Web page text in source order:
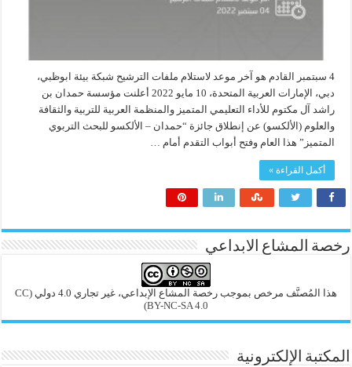
4 سبتمبر القادم هو آخر موعد لاستلام ملفات الترشيح شبكة بيئة ابوظبي،
دبي، الإمارات العربية المتحدة، 10 مايو 2022 أعلنت مؤسسة حمدان بن
راشد آل مكتوم للأداء التعليمي المتميز والمنظمة العربية للتربية والثقافة
والعلوم (الألكسو) عن إنطلاق جائزة “حمدان – الألكسو للبحث التربوي
المتميز” هذا العام وفتح أبواب التقدم أمام …
أكمل القراءة »
رخصة المشاع الابداعي
هذا المُصنَّف مرخص بموجب رخصة المشاع الإبداعي، غير تجاري 4.0 دولي
(CC
BY-NC-SA 4.0)
المكتبة الإلكترونية